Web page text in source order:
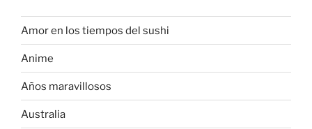
Amor en los tiempos del sushi
Anime
Años maravillosos
Australia